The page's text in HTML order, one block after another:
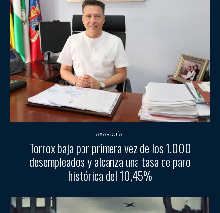
AXARQUÍA
Torrox baja por primera vez de los 1.000
desempleados y alcanza una tasa de paro
histórica del 10,45%